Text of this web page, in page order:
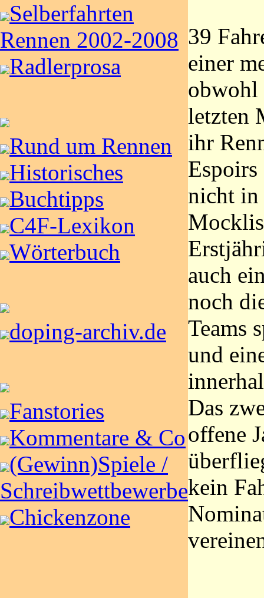
Selberfahrten
Rennen 2002-2008
Radlerprosa
Rund um Rennen
Historisches
Buchtipps
C4F-Lexikon
Wörterbuch
doping-archiv.de
Fanstories
Kommentare & Co
(Gewinn)Spiele /
Schreibwettbewerbe
Chickenzone
39
einer
obwohl
letzten
ihr
Espoirs
nicht in
auch
noch
Teams
und
Das
offene
kein